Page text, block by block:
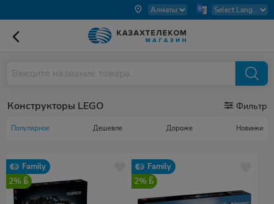
Конструкторы LEGO Фильтр
Популярное Дешевле Дороже Новинки
Family
2%
Family
2%